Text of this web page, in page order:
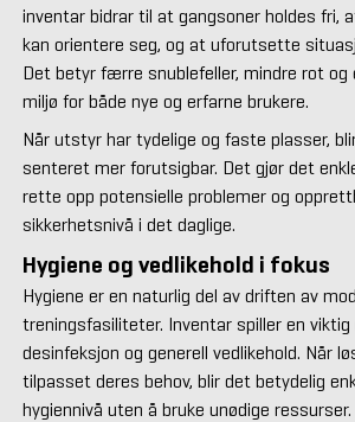
inventar bidrar til at gangsoner holdes fri,
kan orientere seg, og at uforutsette
Det betyr færre snublefeller, mindre rot og
miljø for både nye og erfarne brukere.
Når utstyr har tydelige og faste plasser,
senteret mer forutsigbar. Det gjør det
rette opp potensielle problemer og
sikkerhetsnivå i det daglige.
Hygiene og vedlikehold i fokus
Hygiene er en naturlig del av driften av
treningsfasiliteter. Inventar spiller en viktig
desinfeksjon og generell vedlikehold. Når
tilpasset deres behov, blir det betydelig
hygiennivå uten å bruke unødige ressurser.